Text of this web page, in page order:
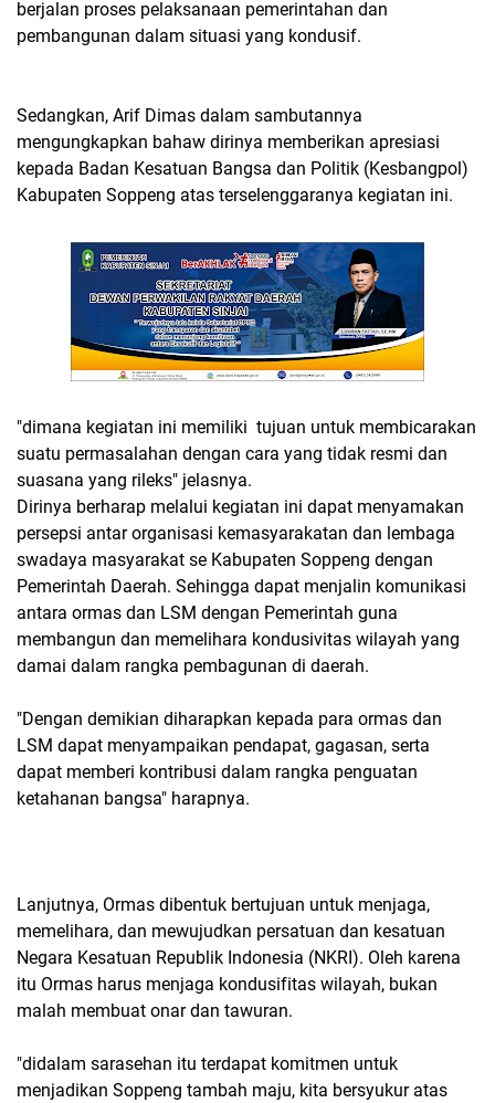
berjalan proses pelaksanaan pemerintahan dan
pembangunan dalam situasi yang kondusif.
Sedangkan, Arif Dimas dalam sambutannya
mengungkapkan bahaw dirinya memberikan apresiasi
kepada Badan Kesatuan Bangsa dan Politik (Kesbangpol)
Kabupaten Soppeng atas terselenggaranya kegiatan ini.
"dimana kegiatan ini memiliki tujuan untuk membicarakan
suatu permasalahan dengan cara yang tidak resmi dan
suasana yang rileks" jelasnya.
Dirinya berharap melalui kegiatan ini dapat menyamakan
persepsi antar organisasi kemasyarakatan dan lembaga
swadaya masyarakat se Kabupaten Soppeng dengan
Pemerintah Daerah. Sehingga dapat menjalin komunikasi
antara ormas dan LSM dengan Pemerintah guna
membangun dan memelihara kondusivitas wilayah yang
damai dalam rangka pembagunan di daerah.
"Dengan demikian diharapkan kepada para ormas dan
LSM dapat menyampaikan pendapat, gagasan, serta
dapat memberi kontribusi dalam rangka penguatan
ketahanan bangsa" harapnya.
Lanjutnya, Ormas dibentuk bertujuan untuk menjaga,
memelihara, dan mewujudkan persatuan dan kesatuan
Negara Kesatuan Republik Indonesia (NKRI). Oleh karena
itu Ormas harus menjaga kondusifitas wilayah, bukan
malah membuat onar dan tawuran.
"didalam sarasehan itu terdapat komitmen untuk
menjadikan Soppeng tambah maju, kita bersyukur atas